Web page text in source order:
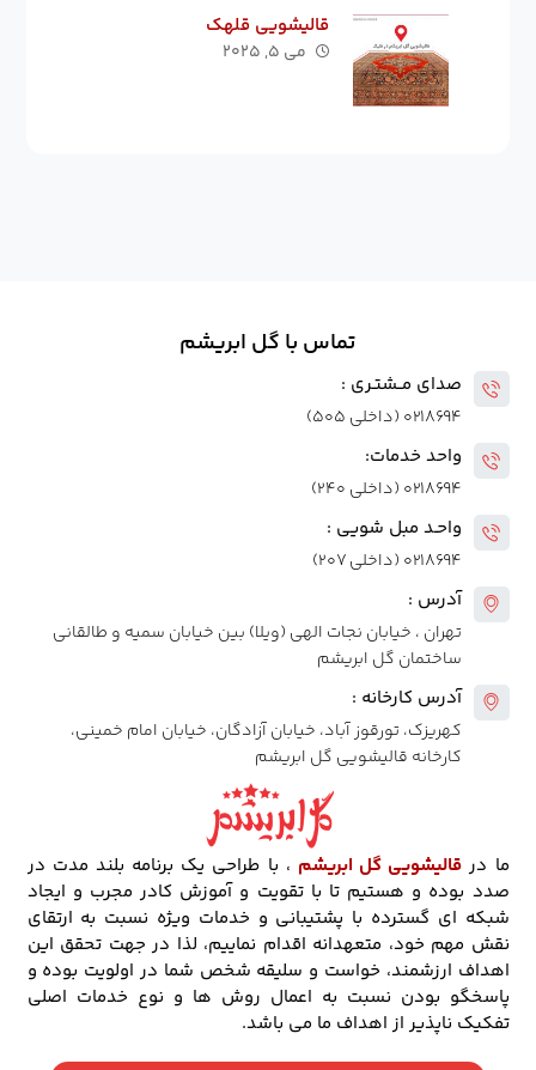
قالیشویی قلهک
می ۵, ۲۰۲۵
تماس با گل ابریشم
صدای مــشتـری :
۰۲۱۸۶۹۴ (داخلی ۵۰۵)
واحد خدمات:
۰۲۱۸۶۹۴ (داخلی ۲۴۰)
واحـد مبل شویی :
۰۲۱۸۶۹۴ (داخلی ۲۰۷)
آدرس :
تهران ، خیابان نجات الهی (ویلا) بین خیابان سمیه و طالقانی
ساختمان گل ابریشم
آدرس کارخانه :
کهریزک، تورقوز آباد، خیابان آزادگان، خیابان امام خمینی،
کارخانه قالیشویی گل ابریشم
ما در قالیشویی گل ابریشم ، با طراحی یک برنامه بلند مدت در
صدد بوده و هستیم تا با تقویت و آموزش کادر مجرب و ایجاد
شبکه ای گسترده با پشتیبانی و خدمات ویژه نسبت به ارتقای
نقش مهم خود، متعهدانه اقدام نماییم، لذا در جهت تحقق این
اهداف ارزشمند، خواست و سلیقه شخص شما در اولویت بوده و
پاسخگو بودن نسبت به اعمال روش ها و نوع خدمات اصلی
تفکیک ناپذیر از اهداف ما می باشد.